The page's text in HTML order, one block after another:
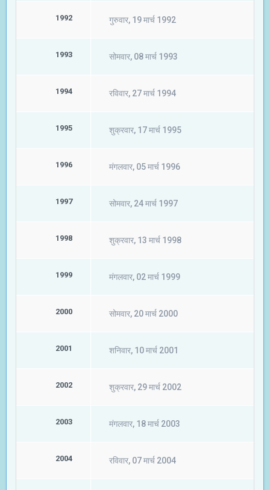
1992 गुरुवार, 19 मार्च 1992
1993 सोमवार, 08 मार्च 1993
1994 रविवार, 27 मार्च 1994
1995 शुक्रवार, 17 मार्च 1995
1996 मंगलवार, 05 मार्च 1996
1997 सोमवार, 24 मार्च 1997
1998 शुक्रवार, 13 मार्च 1998
1999 मंगलवार, 02 मार्च 1999
2000 सोमवार, 20 मार्च 2000
2001 शनिवार, 10 मार्च 2001
2002 शुक्रवार, 29 मार्च 2002
2003 मंगलवार, 18 मार्च 2003
2004 रविवार, 07 मार्च 2004